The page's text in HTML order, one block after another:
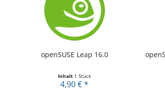
openSUSE Leap 16.0
Inhalt 1 Stück
4,90 € *